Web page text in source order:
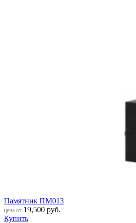
Памятник ПМ013
цена от 19,500 руб.
Купить